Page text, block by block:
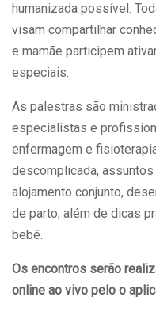
humanizada possível.
visam compartilhar
e mamãe participem
especiais.
As palestras são
especialistas e
enfermagem e
descomplicada,
alojamento conjunto,
de parto, além de dicas
bebê.
Os encontros serão
online ao vivo pelo o